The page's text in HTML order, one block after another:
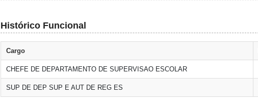
Histórico Funcional
Cargo
CHEFE DE DEPARTAMENTO DE SUPERVISAO ESCOLAR
SUP DE DEP SUP E AUT DE REG ES